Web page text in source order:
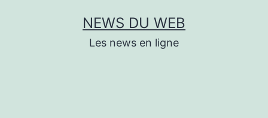
NEWS DU WEB
Les news en ligne